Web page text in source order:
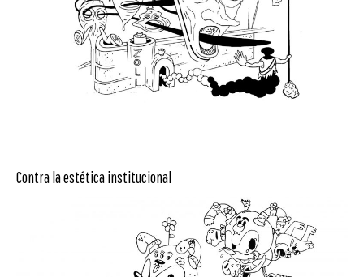
Contra la estética institucional